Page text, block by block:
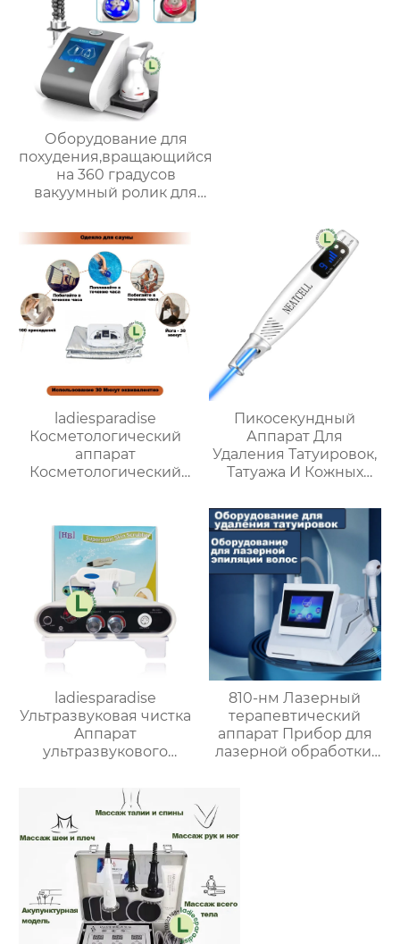
Оборудование для
похудения,вращающийся
на 360 градусов
вакуумный ролик для
боль в теле, расслабьте
мышцы
ladiesparadise
Косметологический
аппарат
Косметологический
Тепловое
проникновение в
дальнем
инфракрасном
диапазоне IB-9003(GT-
9003)
Пикосекундный
Аппарат Для
Удаления Татуировок,
Татуажа И Кожных
лазер)
ladiesparadise
Ультразвуковая чистка
Aппарат
ультразвукового
810-нм Лазерный
терапевтический
аппарат Прибор для
лазерной обработки,